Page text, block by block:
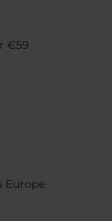
€59
Europe